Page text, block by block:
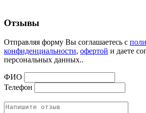
Отзывы
Отправляя форму Вы соглашаетесь с
конфиденциальности, офертой и даете
персональных данных..
ФИО
Телефон